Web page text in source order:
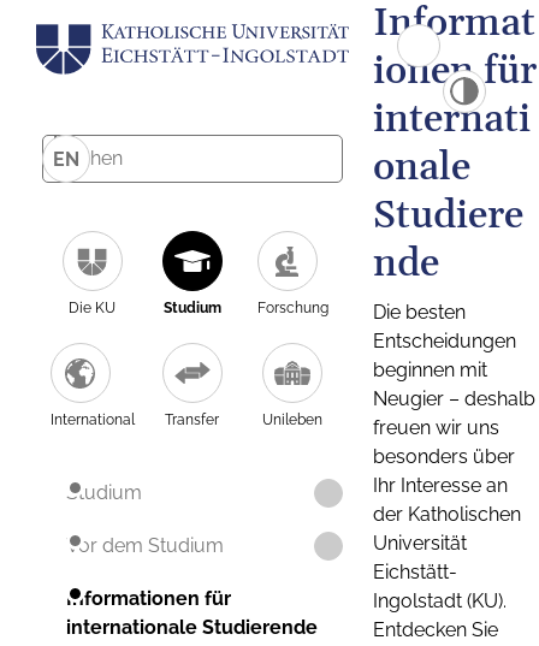
EN
Die KU Studium Forschung
International Transfer Unileben
Studium
Vor dem Studium
Informationen für
internationale Studierende
Informat
ionen für
internati
onale
Studiere
nde
Die besten
Entscheidungen
beginnen mit
Neugier – deshalb
freuen wir uns
besonders über
Ihr Interesse an
der Katholischen
Universität
Eichstätt-
Ingolstadt (KU).
Entdecken Sie